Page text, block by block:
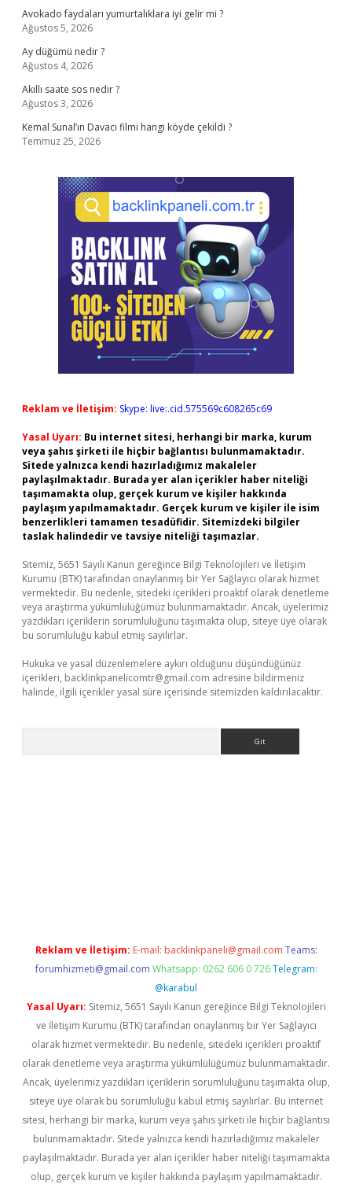
Avokado faydaları yumurtalıklara iyi gelir mi ?
Ağustos 5, 2026
Ay düğümü nedir ?
Ağustos 4, 2026
Akıllı saate sos nedir ?
Ağustos 3, 2026
Kemal Sunal’ın Davacı filmi hangi köyde çekildi ?
Temmuz 25, 2026
Reklam ve İletişim: Skype: live:.cid.575569c608265c69
Yasal Uyarı: Bu internet sitesi, herhangi bir marka, kurum
veya şahıs şirketi ile hiçbir bağlantısı bulunmamaktadır.
Sitede yalnızca kendi hazırladığımız makaleler
paylaşılmaktadır. Burada yer alan içerikler haber niteliği
taşımamakta olup, gerçek kurum ve kişiler hakkında
paylaşım yapılmamaktadır. Gerçek kurum ve kişiler ile isim
benzerlikleri tamamen tesadüfidir. Sitemizdeki bilgiler
taslak halindedir ve tavsiye niteliği taşımazlar.
Sitemiz, 5651 Sayılı Kanun gereğince Bilgi Teknolojileri ve İletişim
Kurumu (BTK) tarafından onaylanmış bir Yer Sağlayıcı olarak hizmet
vermektedir. Bu nedenle, sitedeki içerikleri proaktif olarak denetleme
veya araştırma yükümlülüğümüz bulunmamaktadır. Ancak, üyelerimiz
yazdıkları içeriklerin sorumluluğunu taşımakta olup, siteye üye olarak
bu sorumluluğu kabul etmiş sayılırlar.
Hukuka ve yasal düzenlemelere aykırı olduğunu düşündüğünüz
içerikleri, backlinkpanelicomtr@gmail.com adresine bildirmeniz
halinde, ilgili içerikler yasal süre içerisinde sitemizden kaldırılacaktır.
Reklam ve İletişim: E-mail: backlinkpaneli@gmail.com Teams:
forumhizmeti@gmail.com Whatsapp: 0262 606 0 726 Telegram:
@karabul
Yasal Uyarı: Sitemiz, 5651 Sayılı Kanun gereğince Bilgi Teknolojileri
ve İletişim Kurumu (BTK) tarafından onaylanmış bir Yer Sağlayıcı
olarak hizmet vermektedir. Bu nedenle, sitedeki içerikleri proaktif
olarak denetleme veya araştırma yükümlülüğümüz bulunmamaktadır.
Ancak, üyelerimiz yazdıkları içeriklerin sorumluluğunu taşımakta olup,
siteye üye olarak bu sorumluluğu kabul etmiş sayılırlar. Bu internet
sitesi, herhangi bir marka, kurum veya şahıs şirketi ile hiçbir bağlantısı
bulunmamaktadır. Sitede yalnızca kendi hazırladığımız makaleler
paylaşılmaktadır. Burada yer alan içerikler haber niteliği taşımamakta
olup, gerçek kurum ve kişiler hakkında paylaşım yapılmamaktadır.